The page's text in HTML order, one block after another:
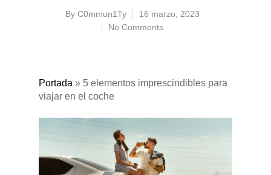
By C0mmun1Ty
16 marzo, 2023
No Comments
Portada » 5 elementos imprescindibles para
viajar en el coche